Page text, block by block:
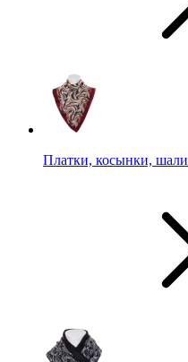
Платки, косынки, шали